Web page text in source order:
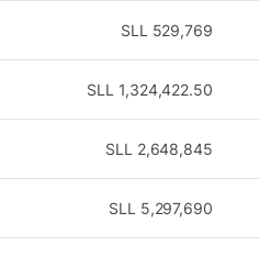
529,769
SLL
1,324,422.50
SLL
2,648,845
SLL
5,297,690
SLL